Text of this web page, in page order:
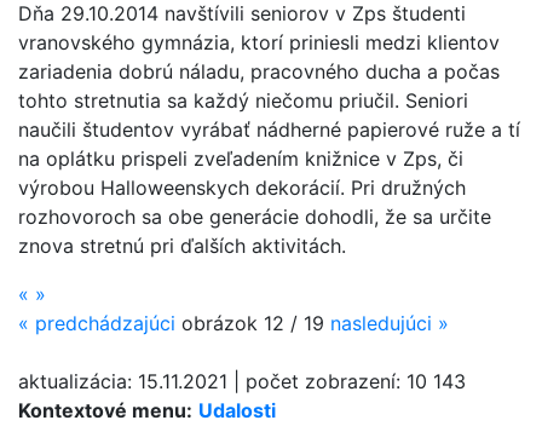
Kontextové menu: Udalosti
Dňa 29.10.2014 nav­štívili seniorov v Zps študenti
vranovského gymnázia, ktorí priniesli medzi klientov
zariadenia dobrú náladu, pracovného ducha a počas
tohto stretnutia sa každý niečomu priučil. Seniori
naučili študentov vyrábať nádherné papierové ruže a tí
na oplátku prispeli zveľadením knižnice v Zps, či
výrobou Halloweenskych dekorácií. Pri družných
rozhovoroch sa obe generácie dohodli, že sa určite
znova stretnú pri ďalších aktivitách.
« »
« predchádzajúci obrázok 12 / 19 nasledujúci »
aktualizácia: 15.11.2021 počet zobrazení: 10 143